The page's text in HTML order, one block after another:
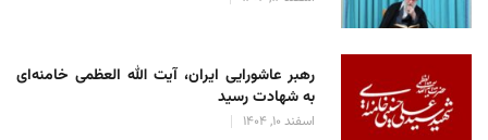
رهبر عاشورایی ایران، آیت الله العظمی خامنه‌ای
به شهادت رسید
اسفند 10, 1404